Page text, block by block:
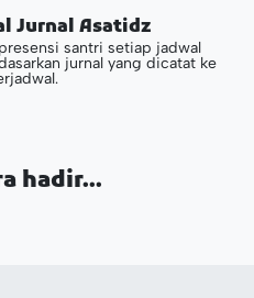
Jurnal Asatidz
santri setiap jadwal
jurnal yang dicatat ke
hadir...